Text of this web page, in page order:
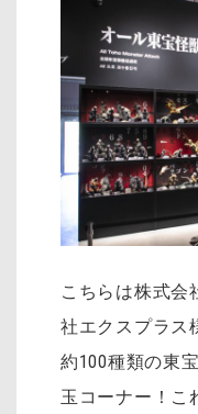
こちらは株式会
社エクスプラス
約100種類の東
玉コーナー！こ